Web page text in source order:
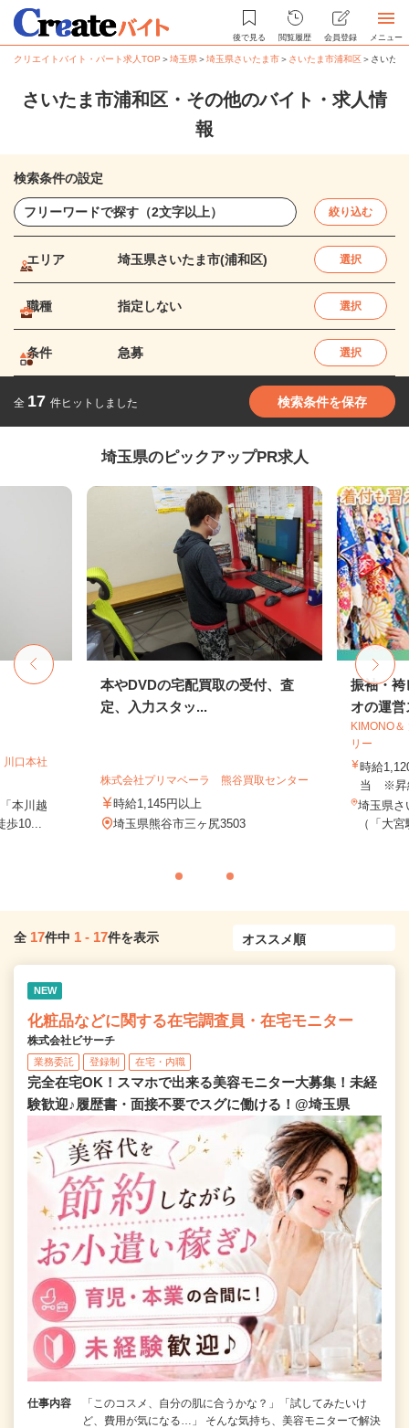
後で見る 閲覧履歴 会員登録 メニュー
クリエイトバイト・パート求人TOP ＞埼玉県＞埼玉県さいたま市＞ さいたま市浦和区＞ さいた
さいたま市浦和区・その他のバイト・求人情
報
検索条件の設定
絞り込む
エリア 埼玉県さいたま市(浦和区) 選択
職種 指定しない 選択
条件 急募 選択
全 17 件ヒットしました 検索条件を保存
埼玉県のピックアップPR求人
口本社
本川越
10...
本やDVDの宅配買取の受付、査
定、入力スタッ...
株式会社プリマベーラ 熊谷買取センター
時給1,145円以上
埼玉県熊谷市三ヶ尻3503
振袖・袴
オの運営
KIMONO
リー
時給
当 ※昇
埼玉県さ
（「大
全 17件中 1 - 17件を表示
NEW
化粧品などに関する在宅調査員・在宅モニター
株式会社ビサーチ
業務委託 登録制 在宅・内職
完全在宅OK！スマホで出来る美容モニター大募集！未経
験歓迎♪履歴書・面接不要でスグに働ける！@埼玉県
仕事内容
「このコスメ、自分の肌に合うかな？」「試してみたいけ
ど、費用が気になる…」 そんな気持ち、美容モニターで解決